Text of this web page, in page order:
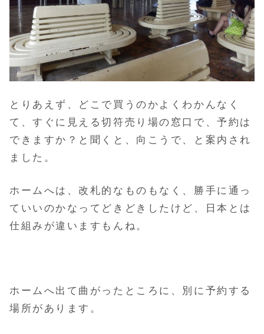
とりあえず、どこで買うのかよくわかんなく
て、すぐに見える切符売り場の窓口で、予約は
できますか？と聞くと、 向こうで、と案内され
ました。
ホームへは、改札的なものもなく、勝手に通っ
ていいのかなってどきどきしたけど、日本とは
仕組みが違いますもんね。
ホームへ出て曲がったところに、別に予約する
場所があります。